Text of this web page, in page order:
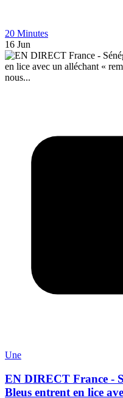
20 Minutes
16 Jun
Une
EN DIRECT France -
Bleus entrent en lice